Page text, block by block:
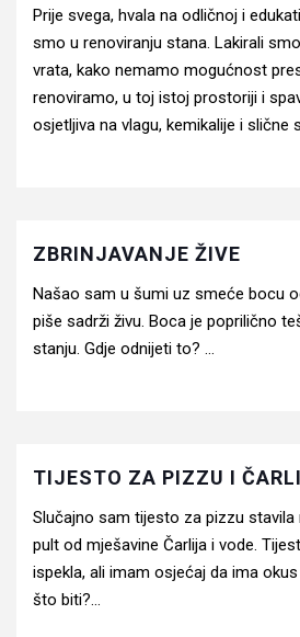
Prije svega, hvala na odličnoj i
smo u renoviranju stana. Lakirali
vrata, kako nemamo mogućnost
renoviramo, u toj istoj prostoriji i
osjetljiva na vlagu, kemikalije i slične
ZBRINJAVANJE ŽIVE
Našao sam u šumi uz smeće bocu
piše sadrži živu. Boca je poprilično
stanju. Gdje odnijeti to? ...
TIJESTO ZA PIZZU I ČARLI
Slučajno sam tijesto za pizzu stavila
pult od mješavine Čarlija i vode.
ispekla, ali imam osjećaj da ima
što biti?...